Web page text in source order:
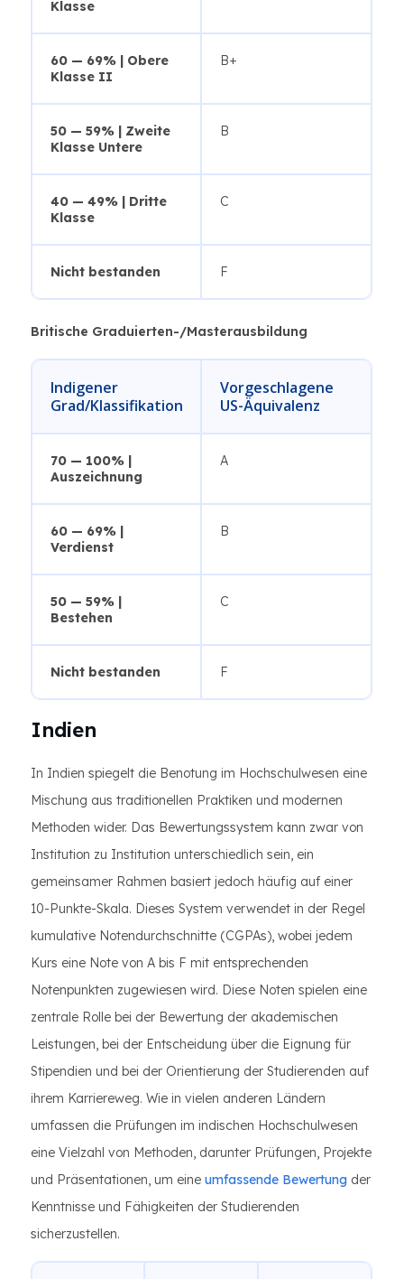
Klasse
60 — 69% | Obere
Klasse II
B+
50 — 59% | Zweite
Klasse Untere
B
40 — 49% | Dritte
Klasse
C
Nicht bestanden F
Britische Graduierten-/Masterausbildung
Indigener
Grad/Klassifikation
Vorgeschlagene
US-Äquivalenz
70 — 100% |
Auszeichnung
A
60 — 69% |
Verdienst
B
50 — 59% |
Bestehen
C
Nicht bestanden F
Indien
In Indien spiegelt die Benotung im Hochschulwesen eine
Mischung aus traditionellen Praktiken und modernen
Methoden wider. Das Bewertungssystem kann zwar von
Institution zu Institution unterschiedlich sein, ein
gemeinsamer Rahmen basiert jedoch häufig auf einer
10-Punkte-Skala. Dieses System verwendet in der Regel
kumulative Notendurchschnitte (CGPAs), wobei jedem
Kurs eine Note von A bis F mit entsprechenden
Notenpunkten zugewiesen wird. Diese Noten spielen eine
zentrale Rolle bei der Bewertung der akademischen
Leistungen, bei der Entscheidung über die Eignung für
Stipendien und bei der Orientierung der Studierenden auf
ihrem Karriereweg. Wie in vielen anderen Ländern
umfassen die Prüfungen im indischen Hochschulwesen
eine Vielzahl von Methoden, darunter Prüfungen, Projekte
und Präsentationen, um eine umfassende Bewertung der
Kenntnisse und Fähigkeiten der Studierenden
sicherzustellen.